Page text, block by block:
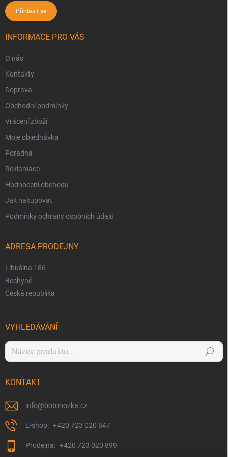
Přihlásit se
INFORMACE PRO VÁS
O nás
Kontakty
Doprava
Obchodní podmínky
Vrácení zboží
Moje objednávka
Poradna
Reklamace
Hodnocení obchodu
Jak nakupovat
Podmínky ochrany osobních údajů
ADRESA PRODEJNY
Libušina 186
Bechyně
Česká republika
VYHLEDÁVÁNÍ
Hledat
KONTAKT
info@botonozka.cz
+420 723 020 847
+420 723 020 899